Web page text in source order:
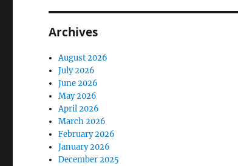
Archives
August 2026
July 2026
June 2026
May 2026
April 2026
March 2026
February 2026
January 2026
December 2025